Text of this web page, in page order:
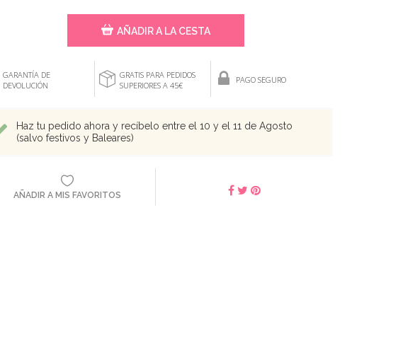
AÑADIR A LA CESTA
GARANTÍA DE
DEVOLUCIÓN
GRATIS PARA PEDIDOS
SUPERIORES A 45€
PAGO SEGURO
Haz tu pedido ahora y recíbelo entre el 10 y el 11 de Agosto
(salvo festivos y Baleares)
AÑADIR A MIS FAVORITOS